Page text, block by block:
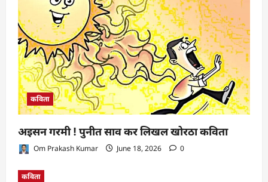
कविता
अइसन गरमी ! पुनीत साव कर लिखल खोरठा कविता
Om Prakash Kumar June 18, 2026 0
कविता